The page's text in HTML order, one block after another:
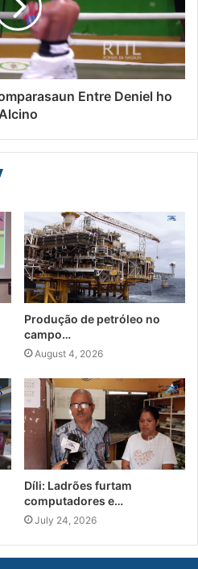
Entre Deniel ho
Produção de petróleo no
campo…
August 4, 2026
Díli: Ladrões furtam
computadores e…
July 24, 2026